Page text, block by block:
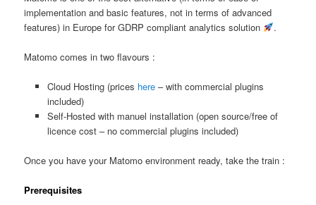
implementation and basic features, not in terms of advanced
features) in Europe for GDRP compliant analytics solution
.
Matomo comes in two flavours :
Cloud Hosting (prices here– with commercial plugins
included)
Self-Hosted with manuel installation (open source/free of
licence cost – no commercial plugins included)
Once you have your Matomo environment ready, take the train :
Prerequisites